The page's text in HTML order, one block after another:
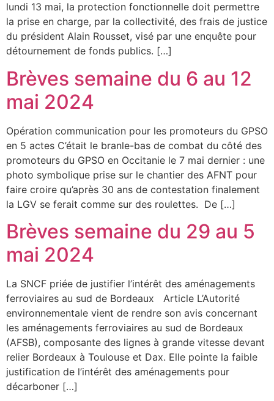
lundi 13 mai, la protection fonctionnelle doit permettre
la prise en charge, par la collectivité, des frais de justice
du président Alain Rousset, visé par une enquête pour
détournement de fonds publics. […]
Brèves semaine du 6 au 12
mai 2024
Opération communication pour les promoteurs du GPSO
en 5 actes C’était le branle-bas de combat du côté des
promoteurs du GPSO en Occitanie le 7 mai dernier : une
photo symbolique prise sur le chantier des AFNT pour
faire croire qu’après 30 ans de contestation finalement
la LGV se ferait comme sur des roulettes. De […]
Brèves semaine du 29 au 5
mai 2024
La SNCF priée de justifier l’intérêt des aménagements
ferroviaires au sud de Bordeaux Article L’Autorité
environnementale vient de rendre son avis concernant
les aménagements ferroviaires au sud de Bordeaux
(AFSB), composante des lignes à grande vitesse devant
relier Bordeaux à Toulouse et Dax. Elle pointe la faible
justification de l’intérêt des aménagements pour
décarboner […]